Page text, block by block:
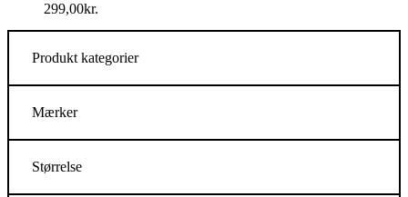
299,00kr.
Produkt kategorier
Mærker
Størrelse